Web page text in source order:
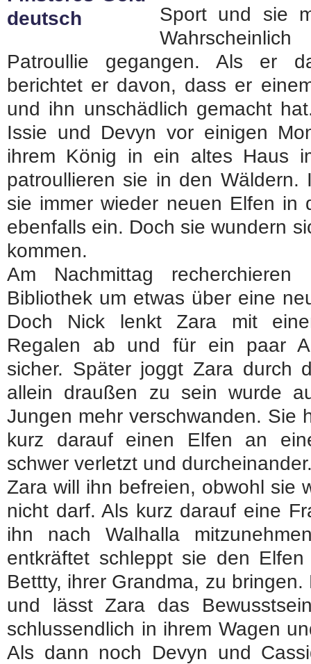
Sport und sie
Patroullie gegangen. Als er
berichtet er davon, dass er
und ihn unschädlich gemacht
Issie und Devyn vor einigen
ihrem König in ein altes Haus
patroullieren sie in den
sie immer wieder neuen Elfen in
ebenfalls ein. Doch sie wundern
kommen.
Am Nachmittag
Bibliothek um etwas über eine
Doch Nick lenkt Zara mit
Regalen ab und für ein paar
sicher. Später joggt Zara durch
allein draußen zu sein wurde
Jungen mehr verschwanden. Sie
kurz darauf einen Elfen an
schwer verletzt und
Zara will ihn befreien, obwohl sie
nicht darf. Als kurz darauf eine
ihn nach Walhalla
entkräftet schleppt sie den
Bettty, ihrer Grandma, zu
und lässt Zara das
schlussendlich in ihrem Wagen
Als dann noch Devyn und